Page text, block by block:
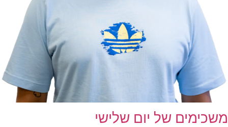
משכימים של יום שלישי